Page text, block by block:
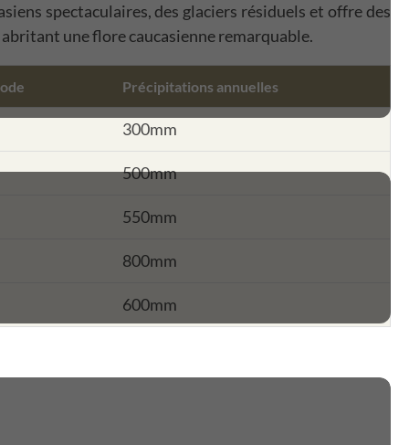
spectaculaires, des glaciers résiduels et offre des
une flore caucasienne remarquable.
Précipitations annuelles
300mm
500mm
550mm
800mm
600mm